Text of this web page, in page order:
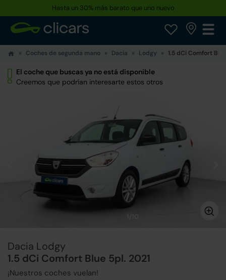
Hasta un 30% más barato que uno nuevo
Coches de segunda mano Dacia Lodgy 1.5 dCi Comfort
El coche que buscas ya no está disponible
Creemos que podrían interesarte estos otros
Dacia Lodgy
1.5 dCi Comfort Blue 5pl. 2021
¡Nuestros coches vuelan!